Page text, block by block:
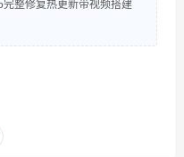
整修复热更新带视频搭建